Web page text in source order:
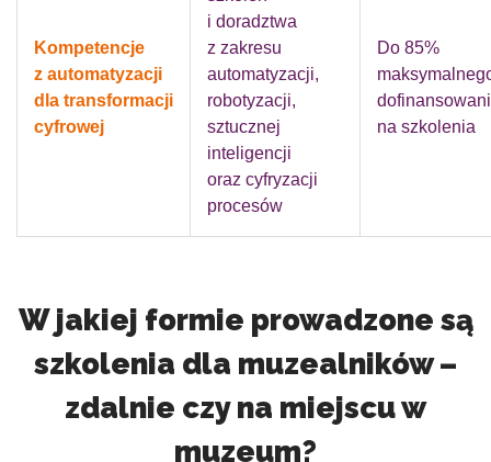
Kompetencje
z automatyzacji
dla transformacji
cyfrowej
i doradztwa
z zakresu
automatyzacji,
robotyzacji,
sztucznej
inteligencji
oraz cyfryzacji
procesów
Do 85%
na szkolenia
W jakiej formie prowadzone są
szkolenia dla muzealników –
zdalnie czy na miejscu w
muzeum?